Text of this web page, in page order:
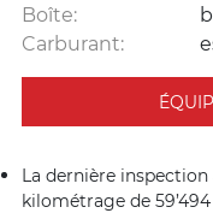
Boîte:
Carburant:
La dernière inspection
kilométrage de